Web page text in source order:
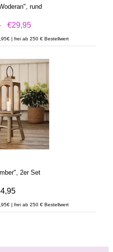
rund
€29,95
| frei ab 250 € Bestellwert
2er Set
| frei ab 250 € Bestellwert